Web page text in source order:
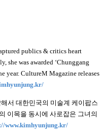
publics & critics heart
she was awarded ‘Chunggang
year. CultureM Magazine releases
서 대한민국의 미술계 케이팝스
이목을 동시에 사로잡은 그녀의
www.kimhyunjung.kr/